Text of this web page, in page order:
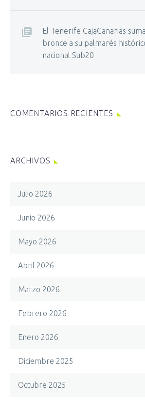
El Tenerife CajaCanarias
bronce a su palmarés
nacional Sub20
COMENTARIOS RECIENTES
ARCHIVOS
Julio 2026
Junio 2026
Mayo 2026
Abril 2026
Marzo 2026
Febrero 2026
Enero 2026
Diciembre 2025
Octubre 2025